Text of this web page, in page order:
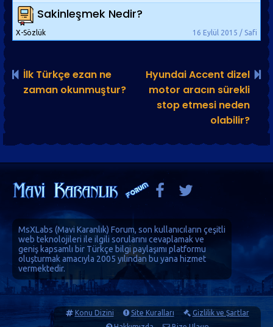
Sakinleşmek Nedir?
16 Eylül 2015 / Safi
X-Sözlük
İlk Türkçe ezan ne
zaman okunmuştur?
Hyundai Accent dizel
motor aracın sürekli
stop etmesi neden
olabilir?
MsXLabs (Mavi Karanlık) Forum, son kullanıcıların çeşitli
web teknolojileri ile ilgili sorularını cevaplamak ve
geniş kapsamlı bir Türkçe bilgi paylaşımı platformu
oluşturmak amacıyla 2005 yılından bu yana hizmet
vermektedir.
Konu Dizini Site Kuralları
Gizlilik ve Şartlar